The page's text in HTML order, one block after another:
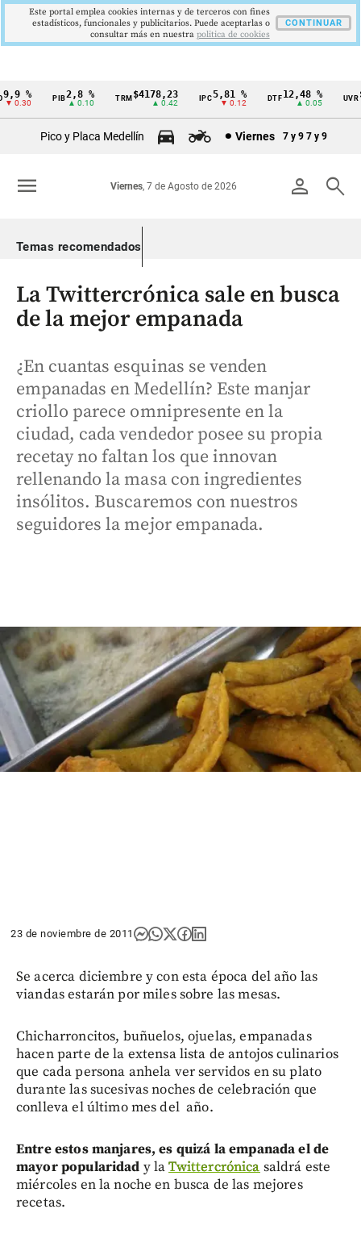
Cintillo
Colombia
% PIB2,8 %
▲ 0.10
TRM$4178,23
▲ 0.42
5,81 %
▼ 0.12
DTF12,48 %
▲ 0.05
UVR
Pico y Placa Medellín Viernes 7 y 9 7 y 9
person search
Viernes, 7 de Agosto de 2026
menu
Temas recomendados
La Twittercrónica sale en busca
de la mejor empanada
¿En cuantas esquinas se venden
empanadas en Medellín? Este manjar
criollo parece omnipresente en la
ciudad, cada vendedor posee su propia
recetay no faltan los que innovan
rellenando la masa con ingredientes
insólitos. Buscaremos con nuestros
seguidores la mejor empanada.
23 de noviembre de 2011
Se acerca diciembre y con esta época del año las
viandas estarán por miles sobre las mesas.
Chicharroncitos, buñuelos, ojuelas, empanadas
hacen parte de la extensa lista de antojos culinarios
que cada persona anhela ver servidos en su plato
durante las sucesivas noches de celebración que
conlleva el último mes del año.
Entre estos manjares, es quizá la empanada el de
mayor popularidad y laTwittercrónica saldrá este
miércoles en la noche en busca de las mejores
recetas.
Este portal emplea cookies internas y de terceros con fines
estadísticos, funcionales y publicitarios. Puede aceptarlas o
consultar más en nuestra politica de cookies
CONTINUAR